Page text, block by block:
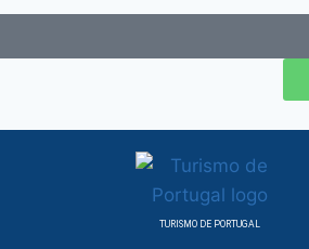
TURISMO DE PORTUGAL